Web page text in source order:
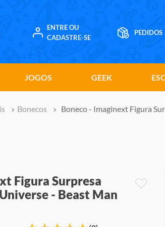
ENTRE OU
CADASTRE-SE
JOGOS GEEK
Bonecos
Boneco - Imaginext Figura
Figura Surpresa
- Beast Man